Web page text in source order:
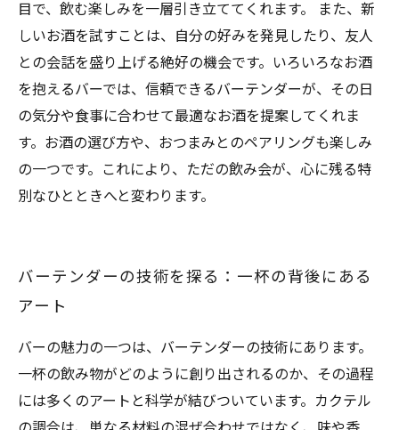
目で、飲む楽しみを一層引き立ててくれます。 また、新
しいお酒を試すことは、自分の好みを発見したり、友人
との会話を盛り上げる絶好の機会です。いろいろなお酒
を抱えるバーでは、信頼できるバーテンダーが、その日
の気分や食事に合わせて最適なお酒を提案してくれま
す。お酒の選び方や、おつまみとのペアリングも楽しみ
の一つです。これにより、ただの飲み会が、心に残る特
別なひとときへと変わります。
バーテンダーの技術を探る：一杯の背後にある
アート
バーの魅力の一つは、バーテンダーの技術にあります。
一杯の飲み物がどのように創り出されるのか、その過程
には多くのアートと科学が結びついています。カクテル